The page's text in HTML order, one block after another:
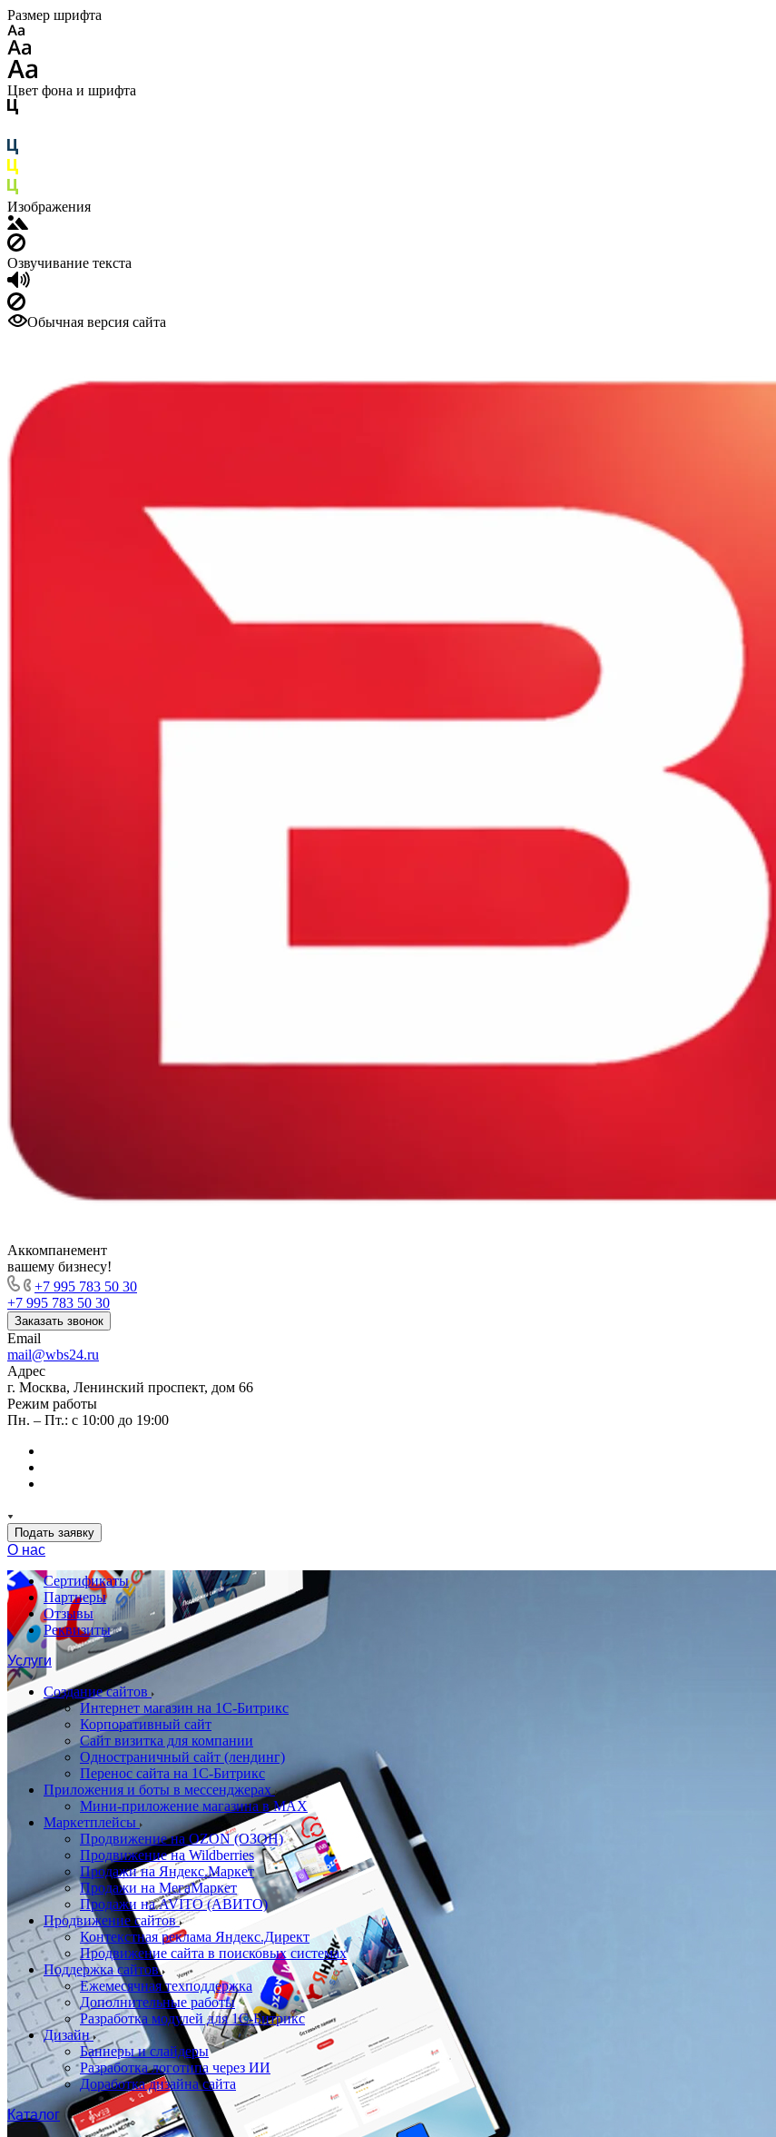
Размер шрифта
Цвет фона и шрифта
Изображения
Озвучивание текста
Обычная версия сайта
Аккомпанемент
вашему бизнесу!
+7 995 783 50 30
+7 995 783 50 30
Заказать звонок
Email
mail@wbs24.ru
Адрес
г. Москва, Ленинский проспект, дом 66
Режим работы
Пн. – Пт.: с 10:00 до 19:00
Подать заявку
О нас
Сертификаты
Партнеры
Отзывы
Реквизиты
Услуги
Создание сайтов
Интернет магазин на 1С-Битрикс
Корпоративный сайт
Сайт визитка для компании
Одностраничный сайт (лендинг)
Перенос сайта на 1С-Битрикс
Приложения и боты в мессенджерах
Мини-приложение магазина в MAX
Маркетплейсы
Продвижение на OZON (ОЗОН)
Продвижение на Wildberries
Продажи на Яндекс.Маркет
Продажи на МегаМаркет
Продажи на AVITO (АВИТО)
Продвижение сайтов
Контекстная реклама Яндекс.Директ
Продвижение сайта в поисковых системах
Поддержка сайтов
Ежемесячная техподдержка
Дополнительные работы
Разработка модулей для 1С-Битрикс
Дизайн
Баннеры и слайдеры
Разработка логотипа через ИИ
Доработка дизайна сайта
Каталог